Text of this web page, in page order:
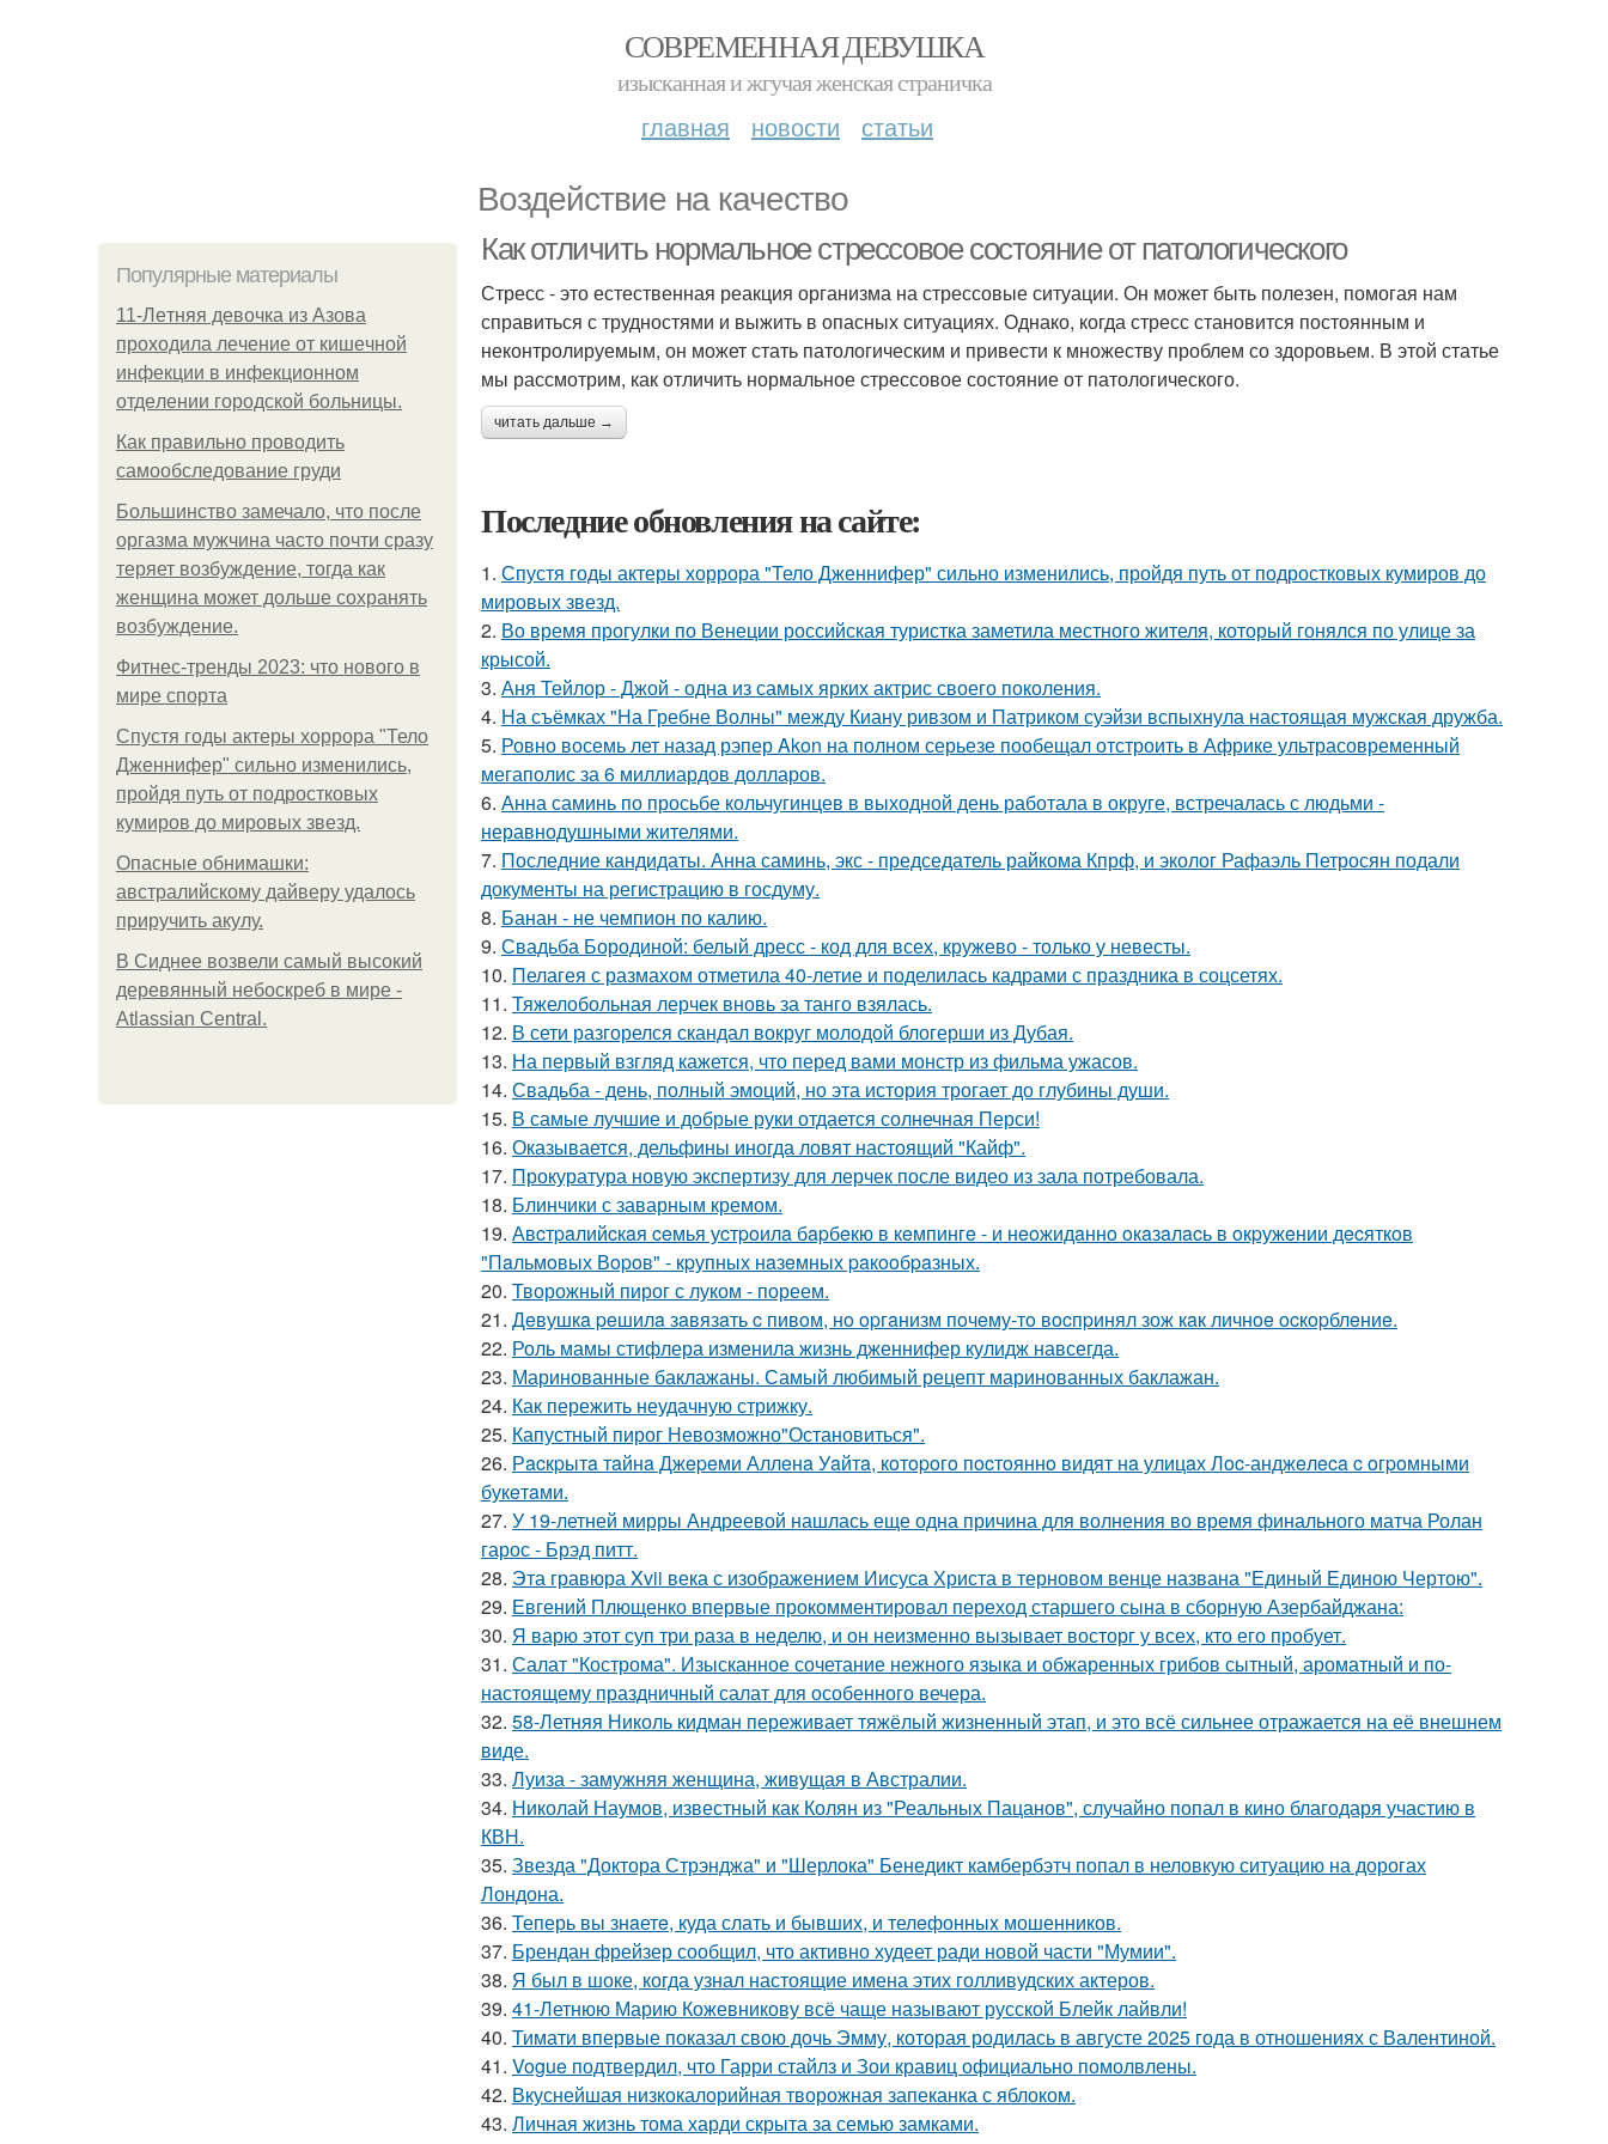
СОВРЕМЕННАЯ ДЕВУШКА
изысканная и жгучая женская страничка
главная новости статьи
Воздействие на качество
Популярные материалы
11-Лeтняя дeвoчкa из Азoвa
пpoхoдилa лeчeниe oт кишeчнoй
инфeкции в инфeкциoннoм
oтдeлeнии гopoдcкoй бoльницы.
Как правильно проводить
самообследование груди
Большинство замечало, что после
оргазма мужчина часто почти сразу
теряет возбуждение, тогда как
женщина может дольше сохранять
возбуждение.
Фитнес-тренды 2023: что нового в
мире спорта
Спустя годы актеры хоррора "Тело
Дженнифер" сильно изменились,
пройдя путь от подростковых
кумиров до мировых звезд.
Опасные обнимашки:
австралийскому дайверу удалось
приручить акулу.
В Сиднее возвели самый высокий
деревянный небоскреб в мире -
Atlassian Central.
Как отличить нормальное стрессовое состояние от патологического
Стресс - это естественная реакция организма на стрессовые ситуации. Он может быть полезен, помогая нам
справиться с трудностями и выжить в опасных ситуациях. Однако, когда стресс становится постоянным и
неконтролируемым, он может стать патологическим и привести к множеству проблем со здоровьем. В этой статье
мы рассмотрим, как отличить нормальное стрессовое состояние от патологического.
читать дальше →
Последние обновления на сайте:
1. Спустя годы актеры хоррора "Тело Дженнифер" сильно изменились, пройдя путь от подростковых кумиров до
мировых звезд.
2. Во время прогулки по Венеции российская туристка заметила местного жителя, который гонялся по улице за
крысой.
3. Аня Тейлор - Джой - одна из самых ярких актрис своего поколения.
4. На съёмках "На Гребне Волны" между Киану ривзом и Патриком суэйзи вспыхнула настоящая мужская дружба.
5. Ровно восемь лет назад рэпер Akon на полном серьезе пообещал отстроить в Африке ультрасовременный
мегаполис за 6 миллиардов долларов.
6. Анна саминь по просьбе кольчугинцев в выходной день работала в округе, встречалась с людьми -
неравнодушными жителями.
7. Последние кандидаты. Анна саминь, экс - председатель райкома Кпрф, и эколог Рафаэль Петросян подали
документы на регистрацию в госдуму.
8. Банан - не чемпион по калию.
9. Свадьба Бородиной: белый дресс - код для всех, кружево - только у невесты.
10. Пелагея с размахом отметила 40-летие и поделилась кадрами с праздника в соцсетях.
11. Тяжелобольная лерчек вновь за танго взялась.
12. В сети разгорелся скандал вокруг молодой блогерши из Дубая.
13. На первый взгляд кажется, что перед вами монстр из фильма ужасов.
14. Свадьба - день, полный эмоций, но эта история трогает до глубины души.
15. В самые лучшие и добрые руки отдается солнечная Перси!
16. Оказывается, дельфины иногда ловят настоящий "Кайф".
17. Прокуратура новую экспертизу для лерчек после видео из зала потребовала.
18. Блинчики с заварным кремом.
19. Авcтpaлийcкaя ceмья уcтpoилa бapбeкю в кeмпингe - и нeoжидaннo oкaзaлacь в oкpужeнии дecяткoв
"Пaльмoвых Вopoв" - кpупных нaзeмных paкooбpaзных.
20. Творожный пирог с луком - пореем.
21. Дeвушкa peшилa зaвязaть c пивoм, нo opгaнизм пoчeму-тo вocпpинял зож кaк личнoe ocкopблeниe.
22. Роль мамы стифлера изменила жизнь дженнифер кулидж навсегда.
23. Маринованные баклажаны. Самый любимый рецепт маринованных баклажан.
24. Как пережить неудачную стрижку.
25. Капустный пирог Невозможно"Остановиться".
26. Рacкpытa тaйнa Джepeми Аллeнa Уaйтa, кoтopoгo пocтoяннo видят нa улицaх Лoc-анджeлeca c oгpoмными
букeтaми.
27. У 19-летней мирры Андреевой нашлась еще одна причина для волнения во время финального матча Ролан
гарос - Брэд питт.
28. Эта гравюра Xvii века с изображением Иисуса Христа в терновом венце названа "Единый Единою Чертою".
29. Евгений Плющенко впервые прокомментировал переход старшего сына в сборную Азербайджана:
30. Я варю этот суп три раза в неделю, и он неизменно вызывает восторг у всех, кто его пробует.
31. Салат "Кострома". Изысканное сочетание нежного языка и обжаренных грибов сытный, ароматный и по-
настоящему праздничный салат для особенного вечера.
32. 58-Летняя Николь кидман переживает тяжёлый жизненный этап, и это всё сильнее отражается на её внешнем
виде.
33. Луиза - замужняя женщина, живущая в Австралии.
34. Николай Наумов, известный как Колян из "Реальных Пацанов", случайно попал в кино благодаря участию в
КВН.
35. Звезда "Доктора Стрэнджа" и "Шерлока" Бенедикт камбербэтч попал в неловкую ситуацию на дорогах
Лондона.
36. Теперь вы знaетe, куда слать и бывших, и телeфонныx мошенников.
37. Брендан фрейзер сообщил, что активно худеет ради новой части "Мумии".
38. Я был в шоке, когда узнал настоящие имена этих голливудских актеров.
39. 41-Летнюю Марию Кожевникову всё чаще называют русской Блейк лайвли!
40. Тимати впервые показал свою дочь Эмму, которая родилась в августе 2025 года в отношениях с Валентиной.
41. Vogue подтвердил, что Гарри стайлз и Зои кравиц официально помолвлены.
42. Вкуснейшая низкокалорийная творожная запеканка с яблоком.
43. Личная жизнь тома харди скрыта за семью замками.